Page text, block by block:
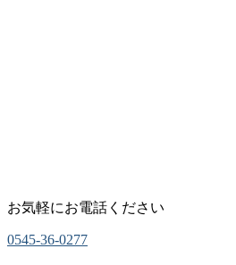
お気軽にお電話ください
0545-36-0277